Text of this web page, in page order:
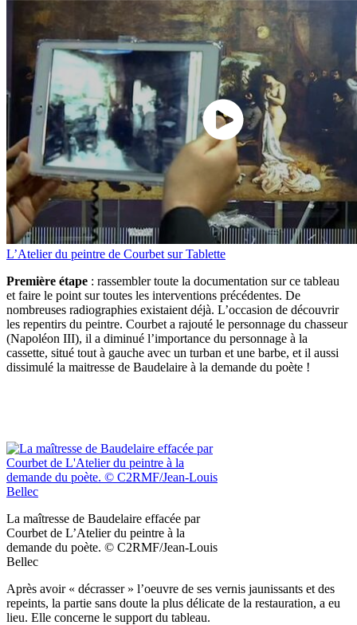
L’Atelier du peintre de Courbet sur Tablette
Première étape : rassembler toute la documentation sur ce tableau
et faire le point sur toutes les interventions précédentes. De
nombreuses radiographies existaient déjà. L’occasion de découvrir
les repentirs du peintre. Courbet a rajouté le personnage du chasseur
(Napoléon III), il a diminué l’importance du personnage à la
cassette, situé tout à gauche avec un turban et une barbe, et il aussi
dissimulé la maitresse de Baudelaire à la demande du poète !
La maîtresse de Baudelaire effacée par
Courbet de L’Atelier du peintre à la
demande du poète. © C2RMF/Jean-Louis
Bellec
Après avoir « décrasser » l’oeuvre de ses vernis jaunissants et des
repeints, la partie sans doute la plus délicate de la restauration, a eu
lieu. Elle concerne le support du tableau.